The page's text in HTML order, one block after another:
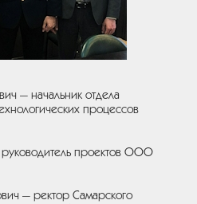
— начальник отдела
процессов
проектов ООО
— ректор Самарского